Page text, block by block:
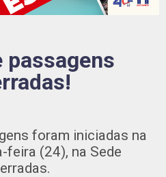
passagens
foram iniciadas na
feira (24), na Sede